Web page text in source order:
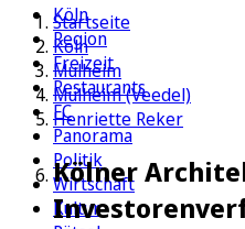
Köln
Region
Freizeit
Restaurants
FC
Panorama
Politik
Wirtschaft
Kultur
Startseite
Köln
Mülheim
Mülheim (Veedel)
Henriette Reker
Kölner